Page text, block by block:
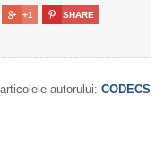
 +1  SHARE
autorului: CODECS